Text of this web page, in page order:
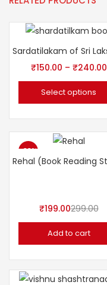
₹150.00 – ₹240.00
Select options
-33%
₹199.00299.00
Add to cart